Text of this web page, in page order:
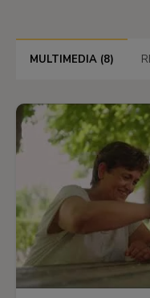
MULTIMEDIA (8)